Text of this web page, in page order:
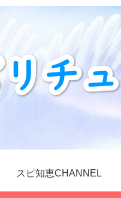
スピ知恵CHANNEL